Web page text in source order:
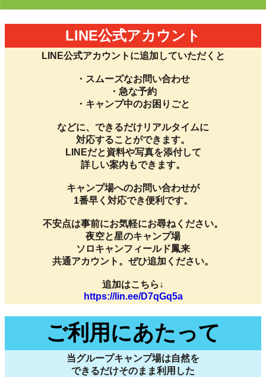
LINE公式アカウント
LINE公式アカウントに追加していただくと
・スムーズなお問い合わせ
・急な予約
・キャンプ中のお困りごと
などに、できるだけリアルタイムに
対応することができます。
LINEだと資料や写真を添付して
詳しい案内もできます。
キャンプ場へのお問い合わせが
1番早く対応でき便利です。
不安点は事前にお気軽にお尋ねください。
夜空と星のキャンプ場
ソロキャンフィールド鳳来
共通アカウント。ぜひ追加ください。
追加はこちら↓
https://lin.ee/D7qGq5a
ご利用にあたって
当グループキャンプ場は自然を
できるだけそのまま利用した